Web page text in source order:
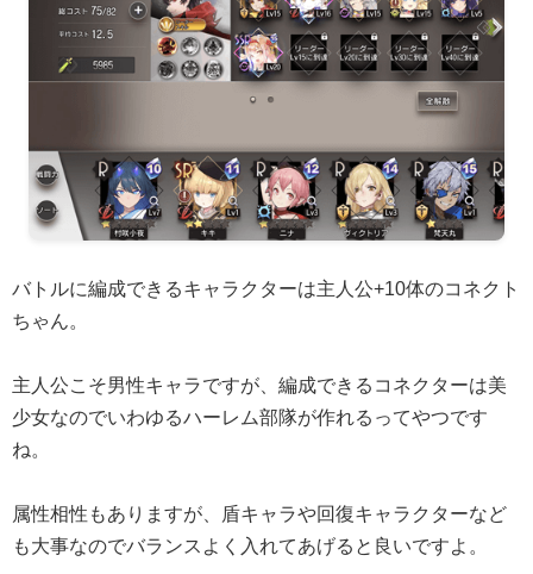
バトルに編成できるキャラクターは主人公+10体のコネクト
ちゃん。
主人公こそ男性キャラですが、編成できるコネクターは美
少女なのでいわゆるハーレム部隊が作れるってやつです
ね。
属性相性もありますが、盾キャラや回復キャラクターなど
も大事なのでバランスよく入れてあげると良いですよ。